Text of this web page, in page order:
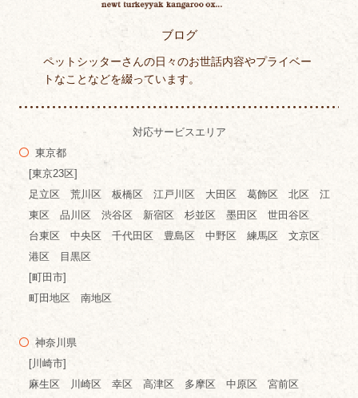
ブログ
ペットシッターさんの日々のお世話内容やプライベー
トなことなどを綴っています。
対応サービスエリア
東京都
[東京23区]
足立区 荒川区 板橋区 江戸川区 大田区 葛飾区 北区 江
東区 品川区 渋谷区 新宿区 杉並区 墨田区 世田谷区
台東区 中央区 千代田区 豊島区 中野区 練馬区 文京区
港区 目黒区
[町田市]
町田地区 南地区
神奈川県
[川崎市]
麻生区 川崎区 幸区 高津区 多摩区 中原区 宮前区